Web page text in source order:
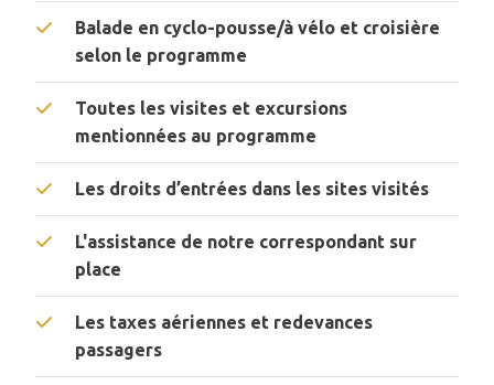
Balade en cyclo-pousse/à vélo et croisière
selon le programme
Toutes les visites et excursions
mentionnées au programme
Les droits d’entrées dans les sites visités
L'assistance de notre correspondant sur
place
Les taxes aériennes et redevances
passagers